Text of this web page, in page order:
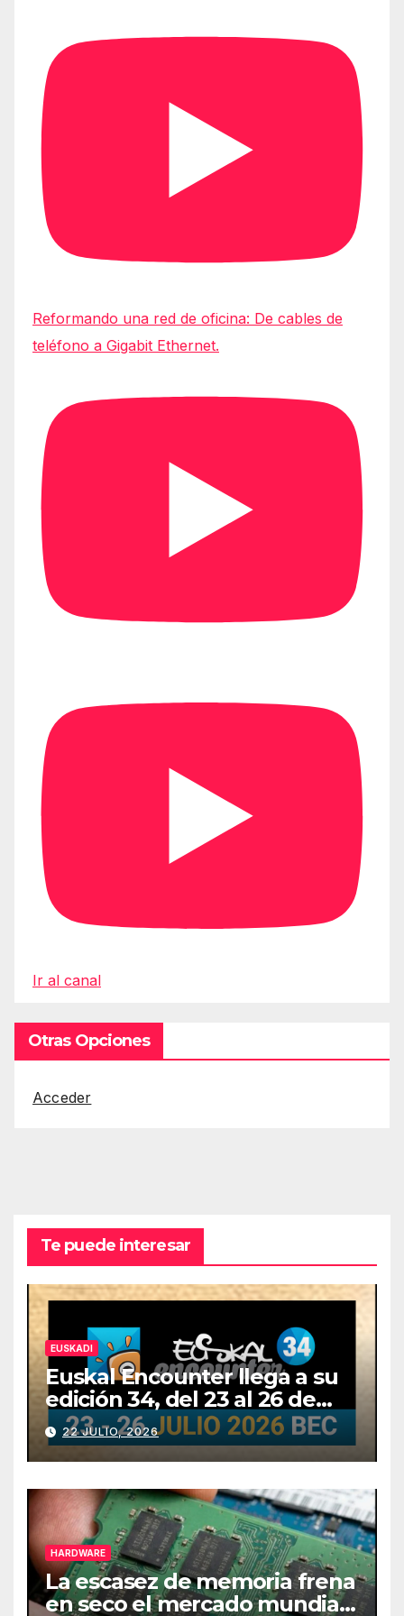
Reformando una red de oficina: De cables de
teléfono a Gigabit Ethernet.
Ir al canal
Otras Opciones
Acceder
Te puede interesar
EUSKADI
Euskal Encounter llega a su
edición 34, del 23 al 26 de
julio
22 JULIO, 2026
HARDWARE
La escasez de memoria frena
en seco el mercado mundial